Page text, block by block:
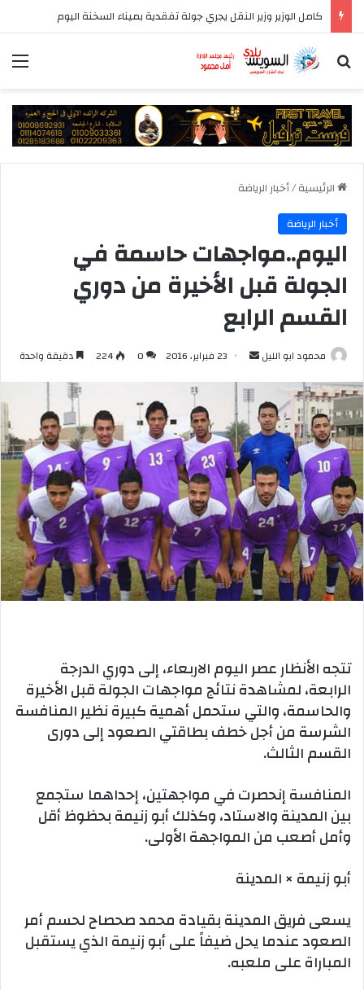
كامل الوزير وزير النقل يجري جولة تفقدية بميناء السخنة اليوم
بحث عن
الرئيسية/أخبار الرياضة
أخبار الرياضة
اليوم..مواجهات حاسمة في
الجولة قبل الأخيرة من دوري
القسم الرابع
محمود ابو الليل
أرسل
إلكترونيا
23 فبراير، 2016 0
224 دقيقة واحدة
تتجه الأنظار عصر اليوم الاربعاء، إلى دوري الدرجة
الرابعة، لمشاهدة نتائج مواجهات الجولة قبل الأخيرة
والحاسمة، والتي ستحمل أهمية كبيرة نظير المنافسة
الشرسة من أجل خطف بطاقتي الصعود إلى دورى
القسم الثالث.
المنافسة إنحصرت في مواجهتين، إحداهما ستجمع
بين المدينة والاستاد، وكذلك أبو زنيمة بحظوظ أقل
وأمل أصعب من المواجهة الأولى.
أبو زنيمة × المدينة
يسعى فريق المدينة بقيادة محمد صحصاح لحسم أمر
الصعود عندما يحل ضيفاً على أبو زنيمة الذي يستقبل
المباراة على ملعبه.